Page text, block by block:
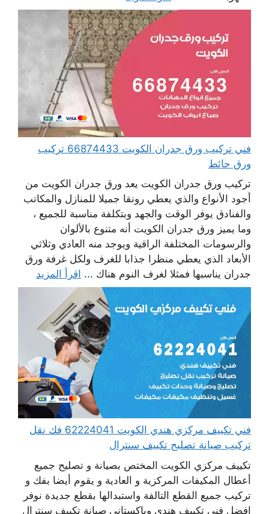
فني تركيب ورق جدران الكويت 66874433 تركيب
ورق حائط
تركيب ورق جدران الكويت يعد ورق جدران الكويت من
أجود الأنواع والذي يعطي رونقا جميلا للمنازل والمكاتب
والفنادق يوفر الوقت والجهد وبتكلفة مناسبة للجميع ،
وما يميز ورق جدران الكويت أنه متنوع بالألوان
والرسومات المختلفة الراقية ويوجد منه العادي وثلاثي
الأبعاد الذي يعطي منظرا جذابا للغرف ولكل غرفة ورق
جدران يناسبها فمثلا لغرف النوم هناك ... اقرأ المزيد
فني تكييف مركزي هندي الكويت 62224041 فك نقل
تركيب صيانة تصليح تكييف سنترال
تكييف مركزي الكويت المختص بصيانة و تصليح جميع
أعطال المكيفات المركزية و العادية و يقوم أيضا بفك و
تركيب جميع القطع التالفة واستبدالها بقطع جديدة نوفر
افضل فني تكييف هندي وباكستاني صيانة تكييف سنترال